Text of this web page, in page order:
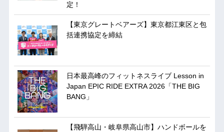
定！
【東京グレートベアーズ】東京都江東区と包
括連携協定を締結
日本最高峰のフィットネスライブ Lesson in
Japan EPIC RIDE EXTRA 2026「THE BIG
BANG」
【飛騨高山・岐阜県高山市】ハンドボールを